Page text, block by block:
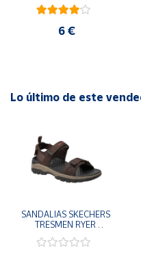
6 €
Lo último de este
SANDALIAS SKECHERS
TRESMEN RYER
205112-CHOC